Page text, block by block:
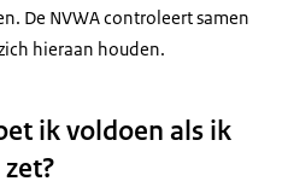
De NVWA controleert samen
hieraan houden.
ik voldoen als ik